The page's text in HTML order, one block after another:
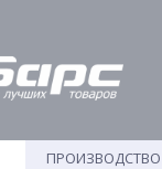
ПРОИЗВОДСТВО